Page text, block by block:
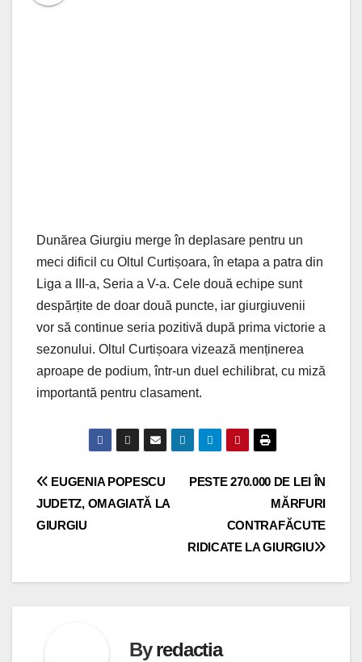
Dunărea Giurgiu merge în deplasare pentru un
meci dificil cu Oltul Curtișoara, în etapa a patra din
Liga a III-a, Seria a V-a. Cele două echipe sunt
despărțite de doar două puncte, iar giurgiuvenii
vor să continue seria pozitivă după prima victorie a
sezonului. Oltul Curtișoara vizează menținerea
aproape de podium, într-un duel echilibrat, cu miză
importantă pentru clasament.
Navigare
în
PESTE 270.000 DE LEI ÎN
MĂRFURI
CONTRAFĂCUTE
RIDICATE LA GIURGIU
EUGENIA POPESCU
JUDETZ, OMAGIATĂ LA
GIURGIU
Byredactia